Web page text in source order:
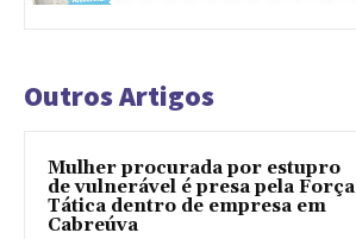
Outros Artigos
Mulher procurada por estupro
de vulnerável é presa pela Força
Tática dentro de empresa em
Cabreúva